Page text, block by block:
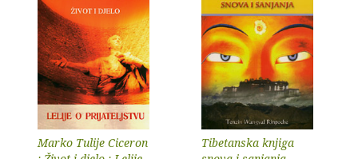
Marko Tulije Ciceron
Tibetanska knjiga